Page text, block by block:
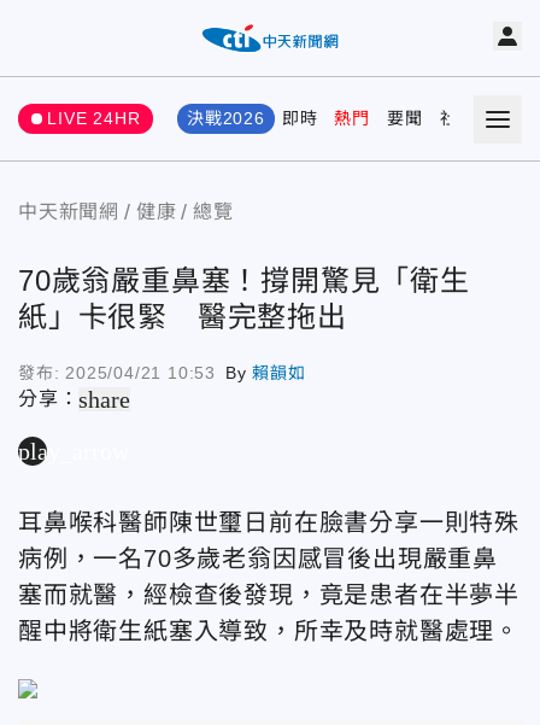
LIVE 24HR 決戰2026 即時 熱門 要聞 社會 娛樂
中天新聞網 健康 總覽
70歲翁嚴重鼻塞！撐開驚見「衛生
紙」卡很緊 醫完整拖出
發布: 2025/04/21 10:53 By賴韻如
分享：share
play_arrow
耳鼻喉科醫師陳世璽日前在臉書分享一則特殊
病例，一名70多歲老翁因感冒後出現嚴重鼻
塞而就醫，經檢查後發現，竟是患者在半夢半
醒中將衛生紙塞入導致，所幸及時就醫處理。